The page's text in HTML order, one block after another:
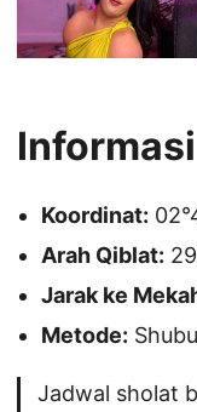
Koordinat:
Arah Qiblat:
Jarak ke
Metode:
Jadwal sholat